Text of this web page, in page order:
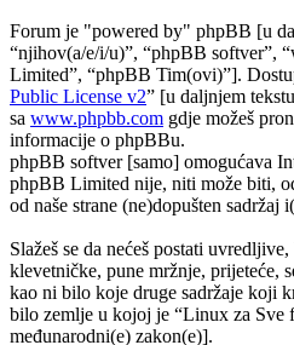
Forum je "powered by" phpBB [u
“njihov(a/e/i/u)”, “phpBB softver”,
Limited”, “phpBB Tim(ovi)”].
Public License v2” [u daljnjem
sa www.phpbb.com gdje možeš
informacije o phpBBu.
phpBB softver [samo] omogućava
phpBB Limited nije, niti može biti,
od naše strane (ne)dopušten sadržaj
Slažeš se da nećeš postati
klevetničke, pune mržnje, prijeteće,
kao ni bilo koje druge sadržaje koji
bilo zemlje u kojoj je “Linux za Sve
međunarodni(e) zakon(e)].